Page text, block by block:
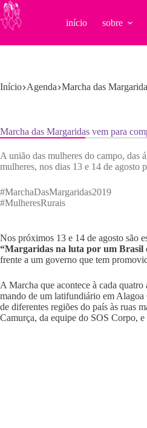
Pular
para
o
início sobre
Início Agenda Marcha das
Marcha das Margaridas vem para
A união das mulheres do campo, das
mulheres, nos dias 13 e 14 de agosto
#MarchaDasMargaridas2019
#MulheresRurais
Nos próximos 13 e 14 de agosto são
“Margaridas na luta por um Brasil
frente a um governo que tem
A Marcha que acontece à cada
mando de um latifundiário em Alagoa
de diferentes regiões do país às ruas
Camurça, da equipe do SOS Corpo,